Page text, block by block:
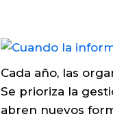
Cada año, las
Se prioriza la
abren nuevos